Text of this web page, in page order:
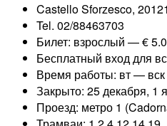
Castello Sforzesco,
Tel. 02/88463703
Билет: взрослый — €
Бесплатный вход для
Время работы: вт —
Закрыто: 25 декабря, 1
Проезд: метро 1